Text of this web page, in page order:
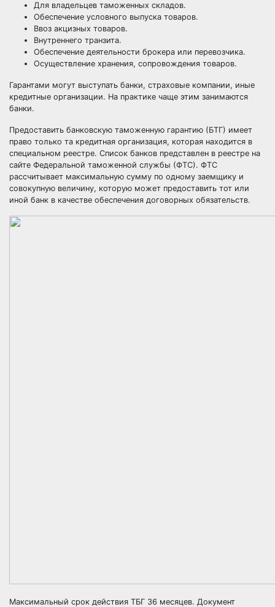
Для владельцев таможенных складов.
Обеспечение условного выпуска товаров.
Ввоз акцизных товаров.
Внутреннего транзита.
Обеспечение деятельности брокера или перевозчика.
Осуществление хранения, сопровождения товаров.
Гарантами могут выступать банки, страховые компании, иные
кредитные организации. На практике чаще этим занимаются
банки.
Предоставить банковскую таможенную гарантию (БТГ) имеет
право только та кредитная организация, которая находится в
специальном реестре. Список банков представлен в реестре на
сайте Федеральной таможенной службы (ФТС). ФТС
рассчитывает максимальную сумму по одному заемщику и
совокупную величину, которую может предоставить тот или
иной банк в качестве обеспечения договорных обязательств.
Максимальный срок действия ТБГ 36 месяцев. Документ